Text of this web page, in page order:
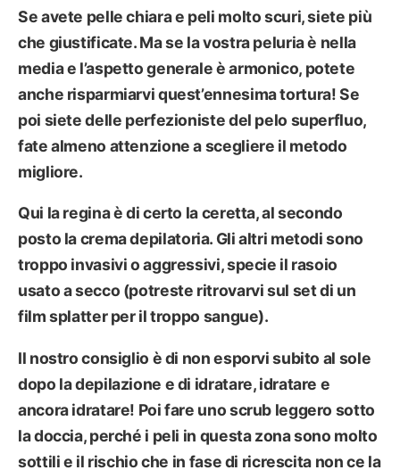
Se avete pelle chiara e peli molto scuri, siete più
che giustificate. Ma se la vostra peluria è nella
media e l’aspetto generale è armonico, potete
anche risparmiarvi quest’ennesima tortura! Se
poi siete delle perfezioniste del pelo superfluo,
fate almeno attenzione a scegliere il metodo
migliore.
Qui la regina è di certo laceretta,al secondo
posto lacrema depilatoria. Gli altri metodi sono
troppo invasivi o aggressivi, specie il rasoio
usato a secco (potreste ritrovarvi sul set di un
film splatter per il troppo sangue).
Il nostro consiglio è di non esporvi subito al sole
dopo la depilazione e di idratare, idratare e
ancora idratare! Poi fare uno scrub leggero sotto
la doccia, perché i peli in questa zona sono molto
sottili e il rischio che in fase di ricrescita non ce la